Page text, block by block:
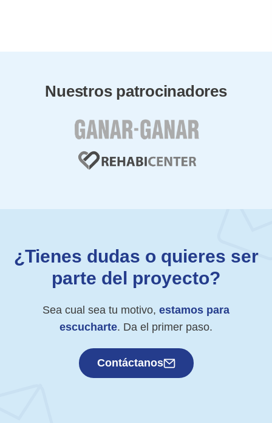
Nuestros patrocinadores
¿Tienes dudas o quieres ser
parte del proyecto?
Sea cual sea tu motivo, estamos para
escucharte. Da el primer paso.
Contáctanos